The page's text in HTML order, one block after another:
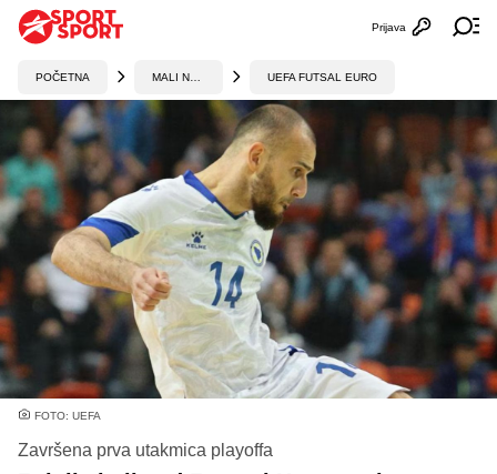
Otvori
Prijava
POČETNA UEFA FUTSAL EURO
FOTO: UEFA
Završena prva utakmica playoffa